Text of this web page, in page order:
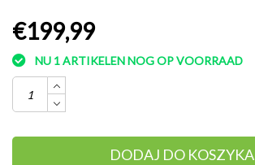
€199,99
NU 1 ARTIKELEN NOG OP VOORRAAD
DODAJ DO KOSZYKA